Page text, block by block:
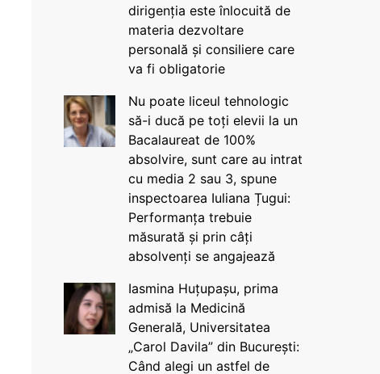
dirigenția este înlocuită de
materia dezvoltare
personală și consiliere care
va fi obligatorie
Nu poate liceul tehnologic
să-i ducă pe toți elevii la un
Bacalaureat de 100%
absolvire, sunt care au intrat
cu media 2 sau 3, spune
inspectoarea Iuliana Țugui:
Performanța trebuie
măsurată și prin câți
absolvenți se angajează
Iasmina Huțupașu, prima
admisă la Medicină
Generală, Universitatea
„Carol Davila” din București:
Când alegi un astfel de